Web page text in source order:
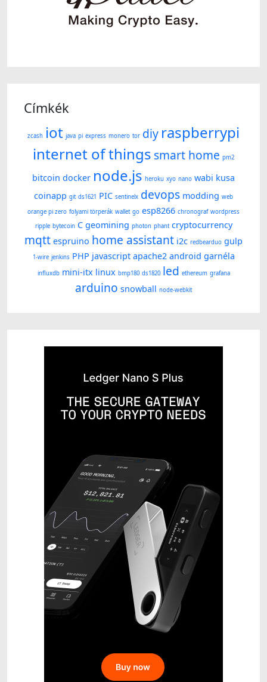
Címkék
zcash iot java pi express monero tor diy raspberrypi
internet of things smart home pm2
bitcoin docker node.js heroku xyo nano wabi kusa
coinapp git ds1621 PIC sentinelx devops modding web
orange pi zero folyami törperák wallet go esp8266 chronograf wordpress
ripple bytecoin C geomining photon phant cryptocurrency
mqtt espruino home assistant i2c redbearduo gulp
1-wire jenkins PHP javascript apache2 android garnéla
influxdb mini-itx linux bmp180 ds1820 led ethereum grafana
arduino snowball node-webkit